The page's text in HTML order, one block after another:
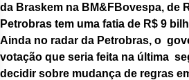
da Braskem na BM&FBovespa, de
Petrobras tem uma fatia de R$ 9
Ainda no radar da Petrobras, o
votação que seria feita na última
decidir sobre mudança de regras